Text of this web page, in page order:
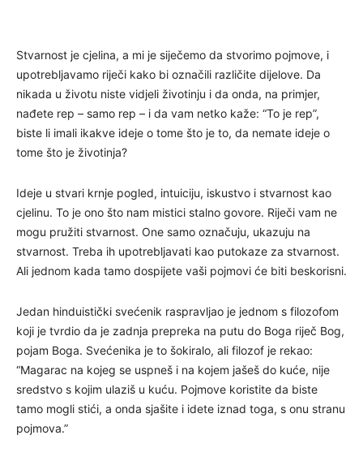
Stvarnost je cjelina, a mi je siječemo da stvorimo pojmove, i
upotrebljavamo riječi kako bi označili različite dijelove. Da
nikada u životu niste vidjeli životinju i da onda, na primjer,
nađete rep – samo rep – i da vam netko kaže: “To je rep”,
biste li imali ikakve ideje o tome što je to, da nemate ideje o
tome što je životinja?
Ideje u stvari krnje pogled, intuiciju, iskustvo i stvarnost kao
cjelinu. To je ono što nam mistici stalno govore. Riječi vam ne
mogu pružiti stvarnost. One samo označuju, ukazuju na
stvarnost. Treba ih upotrebljavati kao putokaze za stvarnost.
Ali jednom kada tamo dospijete vaši pojmovi će biti beskorisni.
Jedan hinduistički svećenik raspravljao je jednom s filozofom
koji je tvrdio da je zadnja prepreka na putu do Boga riječ Bog,
pojam Boga. Svećenika je to šokiralo, ali filozof je rekao:
“Magarac na kojeg se uspneš i na kojem jašeš do kuće, nije
sredstvo s kojim ulaziš u kuću. Pojmove koristite da biste
tamo mogli stići, a onda sjašite i idete iznad toga, s onu stranu
pojmova.”